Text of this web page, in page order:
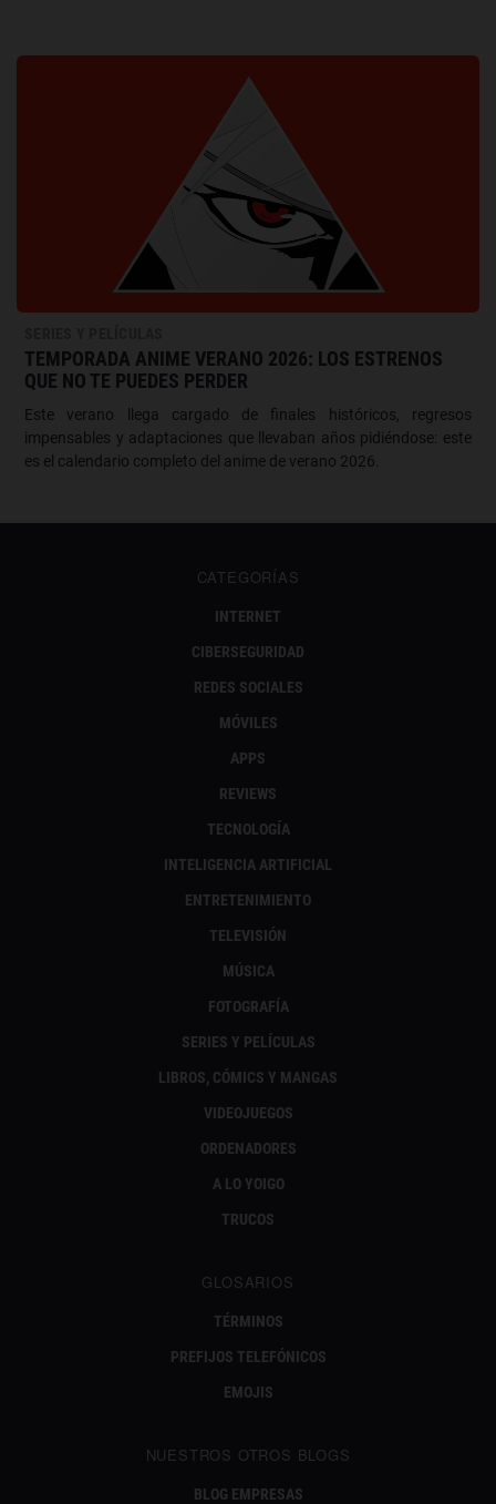
TEMPORADA ANIME VERANO 2026: LOS ESTRENOS
QUE NO TE PUEDES PERDER
Este verano llega cargado de finales históricos, regresos
impensables y adaptaciones que llevaban años pidiéndose: este
es el calendario completo del anime de verano 2026.
CATEGORÍAS
INTERNET
CIBERSEGURIDAD
REDES SOCIALES
MÓVILES
APPS
REVIEWS
TECNOLOGÍA
INTELIGENCIA ARTIFICIAL
ENTRETENIMIENTO
TELEVISIÓN
MÚSICA
FOTOGRAFÍA
SERIES Y PELÍCULAS
LIBROS, CÓMICS Y MANGAS
VIDEOJUEGOS
ORDENADORES
A LO YOIGO
TRUCOS
GLOSARIOS
TÉRMINOS
PREFIJOS TELEFÓNICOS
EMOJIS
NUESTROS OTROS BLOGS
BLOG EMPRESAS